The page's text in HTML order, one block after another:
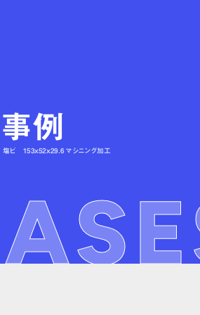
例
塩ビ 153ｘ52ｘ29.6 マシニング加工